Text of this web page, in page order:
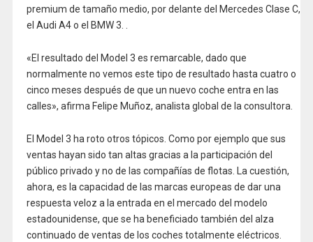
premium de tamaño medio, por delante del Mercedes Clase C,
el Audi A4 o el BMW 3. .
«El resultado del Model 3 es remarcable, dado que
normalmente no vemos este tipo de resultado hasta cuatro o
cinco meses después de que un nuevo coche entra en las
calles», afirma Felipe Muñoz, analista global de la consultora.
El Model 3 ha roto otros tópicos. Como por ejemplo que sus
ventas hayan sido tan altas gracias a la participación del
público privado y no de las compañías de flotas. La cuestión,
ahora, es la capacidad de las marcas europeas de dar una
respuesta veloz a la entrada en el mercado del modelo
estadounidense, que se ha beneficiado también del alza
continuado de ventas de los coches totalmente eléctricos.